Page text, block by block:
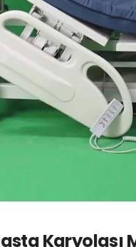
Karyolası